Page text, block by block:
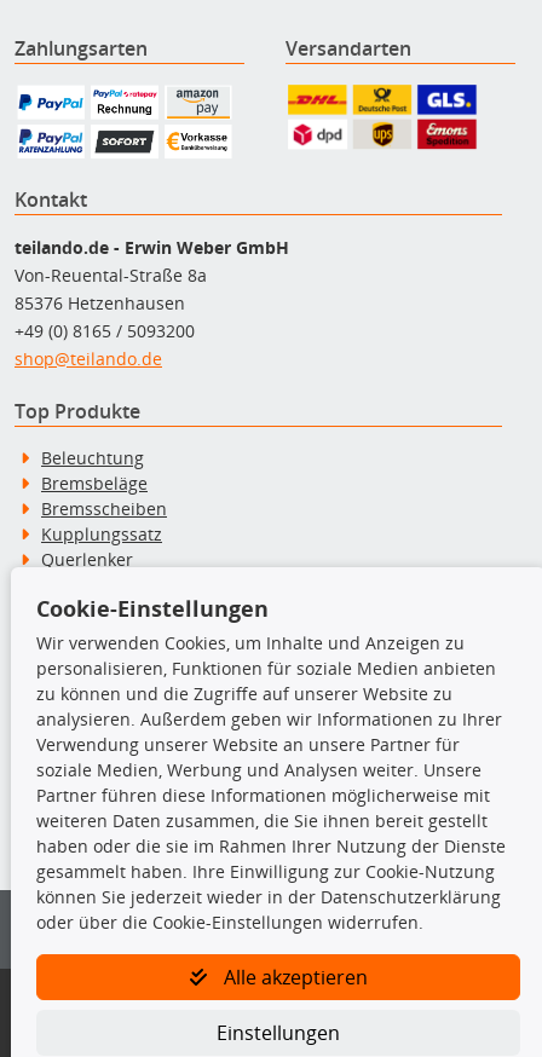
Zahlungsarten Versandarten
Kontakt
teilando.de - Erwin Weber GmbH
Von-Reuental-Straße 8a
85376 Hetzenhausen
+49 (0) 8165 / 5093200
shop@teilando.de
Top Produkte
Beleuchtung
Bremsbeläge
Bremsscheiben
Kupplungssatz
Querlenker
Stoßdämpfer
TecDoc Inside
Die hier angezeigten Daten insbesondere die gesamte Datenbank dürfen
nicht kopiert werden.
Es ist zu unterlassen, die Daten oder die gesamte Datenbank ohne
vorherige Zustimmung von TecDoc zu vervielfältigen, zu verbreiten
und/oder diese Handlungen durch Dritte ausführen zu lassen. Ein
Bitte prüfen Sie, ob das über unseren Onlineshop identifizierte Ersatzteil
Gegebenenfalls sind ergänzende Informationen notwendig, um
Cookie-Einstellungen
Wir verwenden Cookies, um Inhalte und Anzeigen zu
personalisieren, Funktionen für soziale Medien anbieten
zu können und die Zugriffe auf unserer Website zu
analysieren. Außerdem geben wir Informationen zu Ihrer
Verwendung unserer Website an unsere Partner für
soziale Medien, Werbung und Analysen weiter. Unsere
Partner führen diese Informationen möglicherweise mit
weiteren Daten zusammen, die Sie ihnen bereit gestellt
haben oder die sie im Rahmen Ihrer Nutzung der Dienste
gesammelt haben. Ihre Einwilligung zur Cookie-Nutzung
können Sie jederzeit wieder in der Datenschutzerklärung
oder über die Cookie-Einstellungen widerrufen.
Alle akzeptieren
Einstellungen